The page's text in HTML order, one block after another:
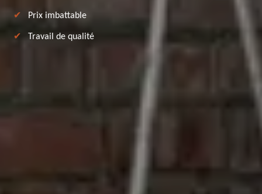
Prix imbattable
Travail de qualité